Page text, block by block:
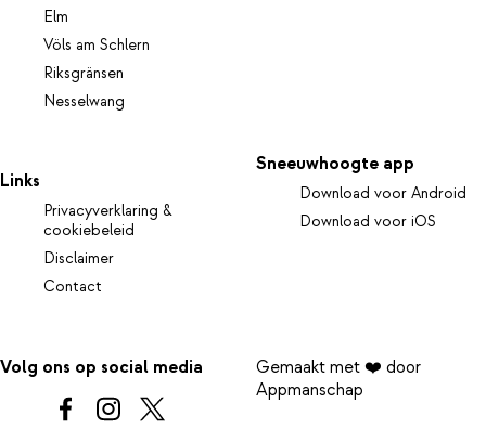
Elm
Völs am Schlern
Riksgränsen
Nesselwang
Links
Privacyverklaring &
cookiebeleid
Disclaimer
Contact
Sneeuwhoogte app
Download voor Android
Download voor iOS
Volg ons op social media
Gemaakt met ❤️ door
Appmanschap